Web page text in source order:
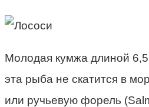
Молодая кумжа длиной
эта рыба не скатится в
или ручьевую форель